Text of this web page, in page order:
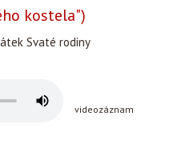
kostela")
Svaté rodiny
videozáznam